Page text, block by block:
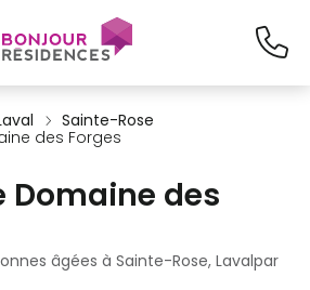
Sainte-Rose
des Forges
Domaine des
âgées à Sainte-Rose, Lavalpar